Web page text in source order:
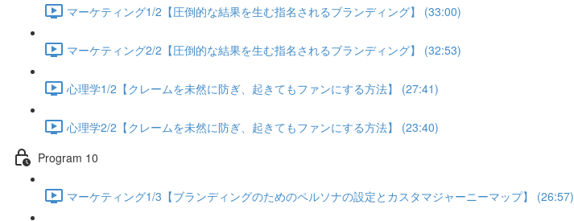
マーケティング1/2【圧倒的な結果を生む指名されるブランディング】 (33:00)
マーケティング2/2【圧倒的な結果を生む指名されるブランディング】 (32:53)
心理学1/2【クレームを未然に防ぎ、起きてもファンにする方法】 (27:41)
心理学2/2【クレームを未然に防ぎ、起きてもファンにする方法】 (23:40)
Program 10
マーケティング1/3【ブランディングのためのペルソナの設定とカスタマジャーニーマップ】 (26:57)